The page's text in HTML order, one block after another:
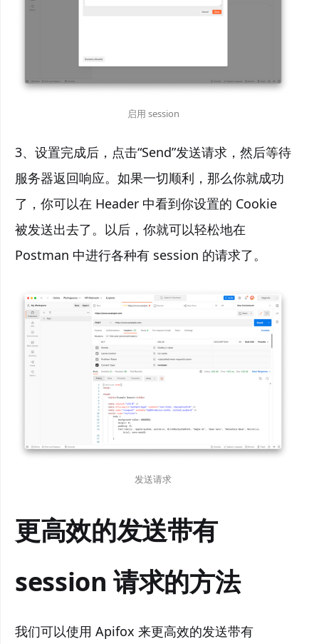
启用 session
3、设置完成后，点击“Send”发送请求，然后等待
服务器返回响应。如果一切顺利，那么你就成功
了，你可以在 Header 中看到你设置的 Cookie
被发送出去了。以后，你就可以轻松地在
Postman 中进行各种有 session 的请求了。
发送请求
更高效的发送带有
session 请求的方法
我们可以使用 Apifox 来更高效的发送带有